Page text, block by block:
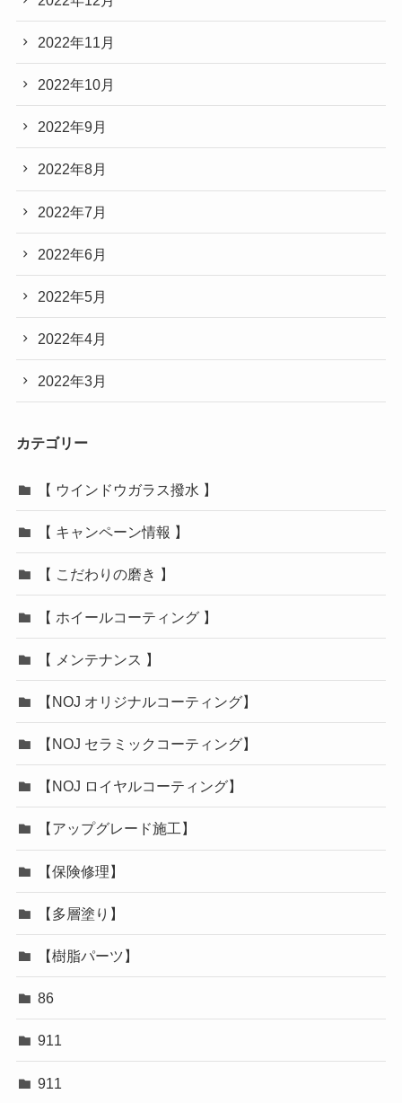
2022年11月
2022年10月
2022年9月
2022年8月
2022年7月
2022年6月
2022年5月
2022年4月
2022年3月
カテゴリー
【 ウインドウガラス撥水 】
【 キャンペーン情報 】
【 こだわりの磨き 】
【 ホイールコーティング 】
【 メンテナンス 】
【NOJ オリジナルコーティング】
【NOJ セラミックコーティング】
【NOJ ロイヤルコーティング】
【アップグレード施工】
【保険修理】
【多層塗り】
【樹脂パーツ】
86
911
911